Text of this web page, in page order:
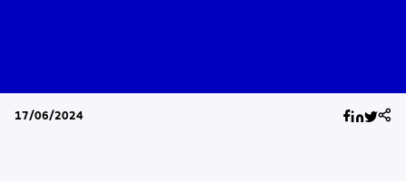
17/06/2024